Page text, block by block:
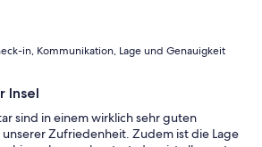
in, Kommunikation, Lage und Genauigkeit
Insel
sind in einem wirklich sehr guten
unserer Zufriedenheit. Zudem ist die Lage